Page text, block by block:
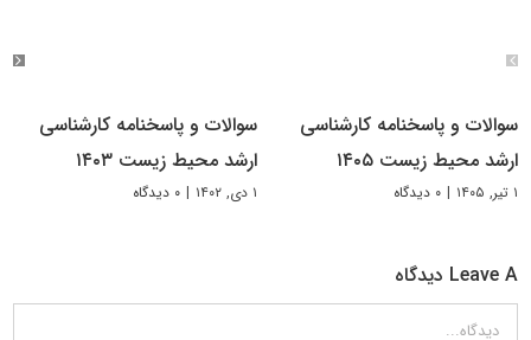
سوالات و پاسخنامه کارشناسی
ارشد محیط زیست ۱۴۰۵
۱ تیر, ۱۴۰۵ | ۰ دیدگاه
سوالات و پاسخنامه کارشناسی
ارشد محیط زیست ۱۴۰۳
۱ دی, ۱۴۰۲ | ۰ دیدگاه
Leave A دیدگاه
دیدگاه